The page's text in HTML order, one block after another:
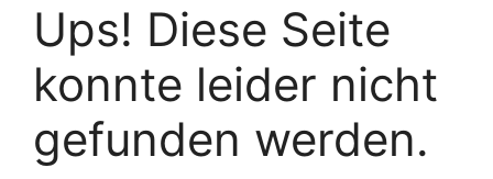
Ups! Diese Seite
konnte leider nicht
gefunden werden.